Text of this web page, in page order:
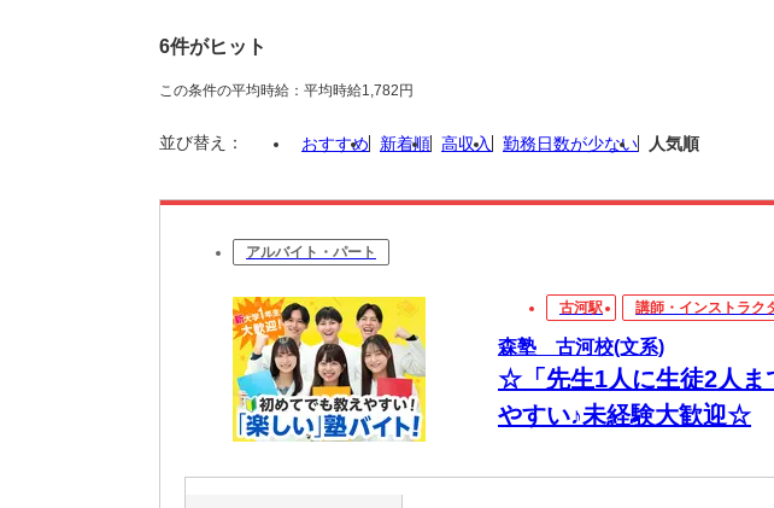
6件がヒット
この条件の平均時給：平均時給1,782円
並び替え： おすすめ 新着順 高収入 勤務日数が少ない 人気順
アルバイト・パート
古河駅 講師・インストラク
森塾 古河校(文系)
☆「先生1人に生徒2人ま
やすい♪未経験大歓迎☆